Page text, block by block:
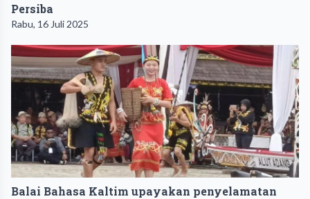
Persiba
Rabu, 16 Juli 2025
Balai Bahasa Kaltim upayakan penyelamatan